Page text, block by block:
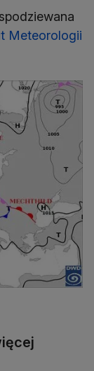
Meteorologii